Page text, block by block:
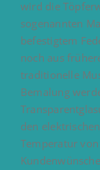
wird die
sogenannten
befestigtem
noch aus
traditionelle
Bemalung
den
Temperatur